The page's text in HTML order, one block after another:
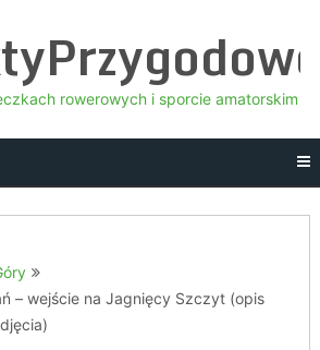
rowerowych i sporcie amatorskim
– wejście na Jagnięcy Szczyt (opis